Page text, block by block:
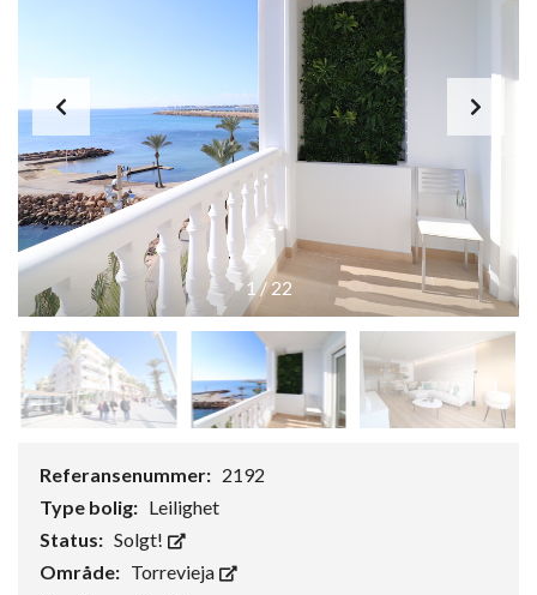
1/22
Referansenummer: 2192
Type bolig: Leilighet
Status: Solgt!
Område: Torrevieja